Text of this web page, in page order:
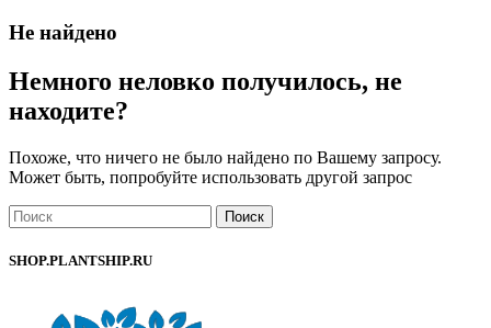
Не найдено
Немного неловко получилось, не
находите?
Похоже, что ничего не было найдено по Вашему запросу.
Может быть, попробуйте использовать другой запрос
Поиск
SHOP.PLANTSHIP.RU